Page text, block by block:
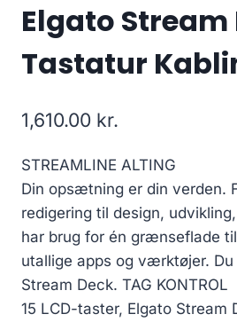
Elgato Stream
Tastatur
1,610.00 kr.
STREAMLINE ALTING
Din opsætning er din verden.
redigering til design,
har brug for én grænseflade
utallige apps og værktøjer.
Stream Deck. TAG KONTROL
15 LCD-taster, Elgato Stream